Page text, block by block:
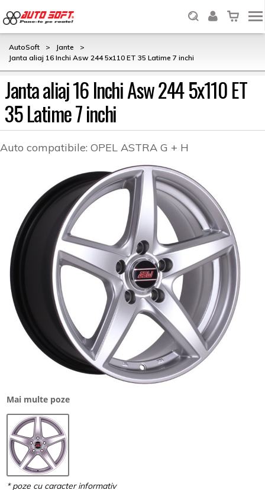
AutoSoft > Jante
>
Janta aliaj 16 Inchi Asw 244 5x110 ET 35 Latime 7 inchi
Janta aliaj 16 Inchi Asw 244 5x110 ET
35 Latime 7 inchi
Auto compatibile: OPEL ASTRA G + H
Mai multe poze